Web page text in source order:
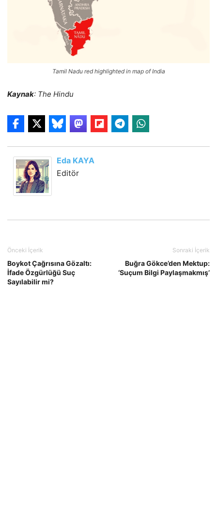
Tamil Nadu red highlighted in map of India
Kaynak: The Hindu
Eda KAYA
Editör
Önceki İçerik
Boykot Çağrısına Gözaltı:
İfade Özgürlüğü Suç
Sayılabilir mi?
Sonraki İçerik
Buğra Gökce’den Mektup:
‘Suçum Bilgi Paylaşmakmış’